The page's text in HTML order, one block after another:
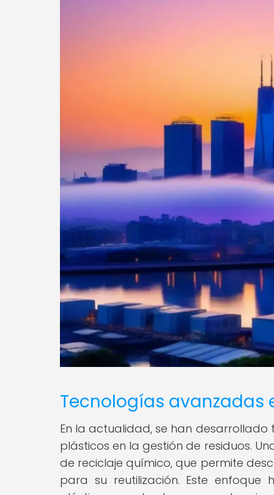
Tecnologías avanzadas
En la actualidad, se han
plásticos en la gestión de residuos.
de reciclaje químico, que permite
para su reutilización. Este